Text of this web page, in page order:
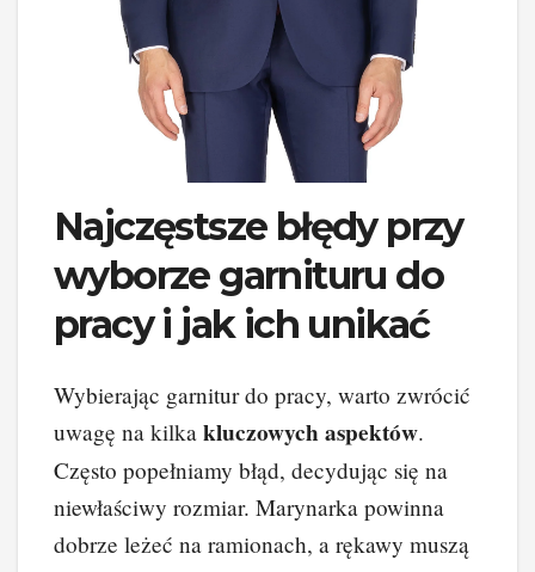
Najczęstsze błędy przy
wyborze garnituru do
pracy i jak ich unikać
Wybierając garnitur do pracy, warto zwrócić
uwagę na kilka kluczowych aspektów.
Często popełniamy błąd, decydując się na
niewłaściwy rozmiar. Marynarka powinna
dobrze leżeć na ramionach, a rękawy muszą